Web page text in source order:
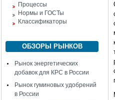
Процессы
Нормы и ГОСТы
Классификаторы
ОБЗОРЫ РЫНКОВ
Рынок энергетических
добавок для КРС в России
Рынок гуминовых удобрений
в России